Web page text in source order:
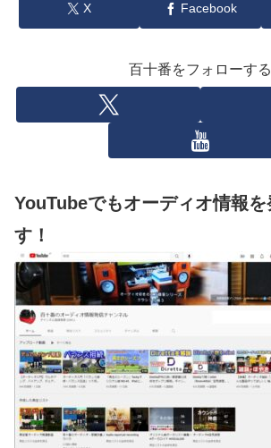
X Facebook
百十番をフォローする
YouTubeでもオーディオ情報を
す！